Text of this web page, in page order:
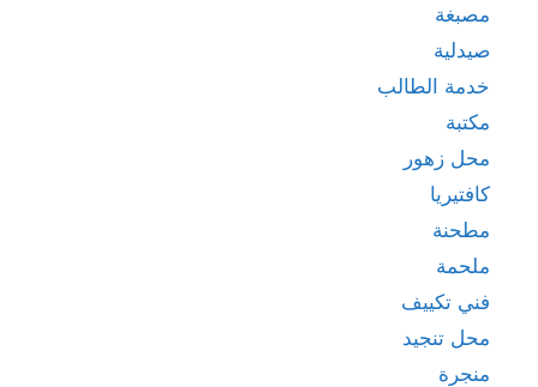
مصبغة
صيدلية
خدمة الطالب
مكتبة
محل زهور
كافتيريا
مطحنة
ملحمة
فني تكييف
محل تنجيد
منجرة